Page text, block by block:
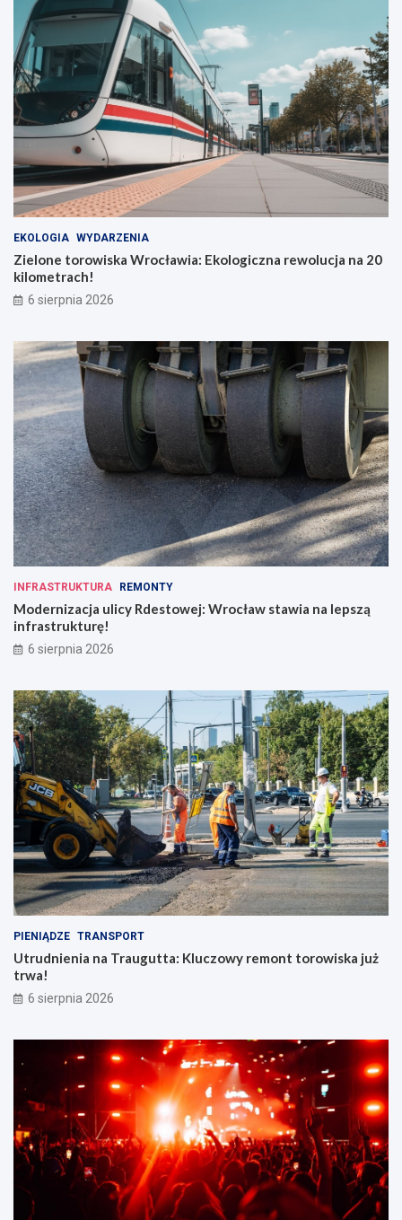
EKOLOGIA WYDARZENIA
Zielone torowiska Wrocławia: Ekologiczna rewolucja na 20
kilometrach!
6 sierpnia 2026
INFRASTRUKTURA REMONTY
Modernizacja ulicy Rdestowej: Wrocław stawia na lepszą
infrastrukturę!
6 sierpnia 2026
PIENIĄDZE TRANSPORT
Utrudnienia na Traugutta: Kluczowy remont torowiska już
trwa!
6 sierpnia 2026